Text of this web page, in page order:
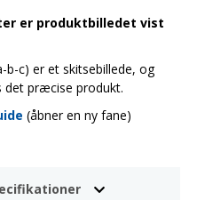
er produktbilledet vist
b-c) er et skitsebillede, og
det præcise produkt.
(åbner en ny fane)